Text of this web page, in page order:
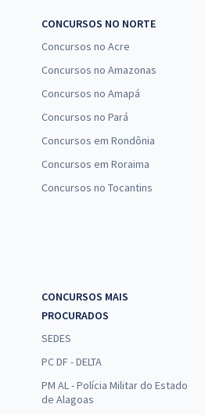
CONCURSOS NO NORTE
Concursos no Acre
Concursos no Amazonas
Concursos no Amapá
Concursos no Pará
Concursos em Rondônia
Concursos em Roraima
Concursos no Tocantins
CONCURSOS MAIS
PROCURADOS
SEDES
PC DF - DELTA
PM AL - Polícia Militar do Estado
de Alagoas